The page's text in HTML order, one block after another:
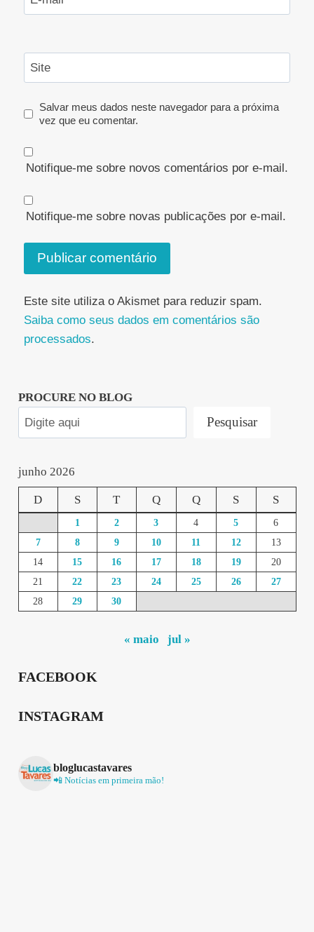
Site
Salvar meus dados neste navegador para a próxima
vez que eu comentar.
Notifique-me sobre novos comentários por e-mail.
Notifique-me sobre novas publicações por e-mail.
Este site utiliza o Akismet para reduzir spam.
Saiba como seus dados em comentários são
processados.
PROCURE NO BLOG
Pesquisar
junho 2026
D S T Q Q S S
1 2 3 4 5
6
7
8 9 10 11 12
13
14
15 16 17 18 19
20
21
22 23 24 25 26
27
28
29 30
« maio jul »
FACEBOOK
INSTAGRAM
bloglucastavares
📲 Notícias em primeira mão!